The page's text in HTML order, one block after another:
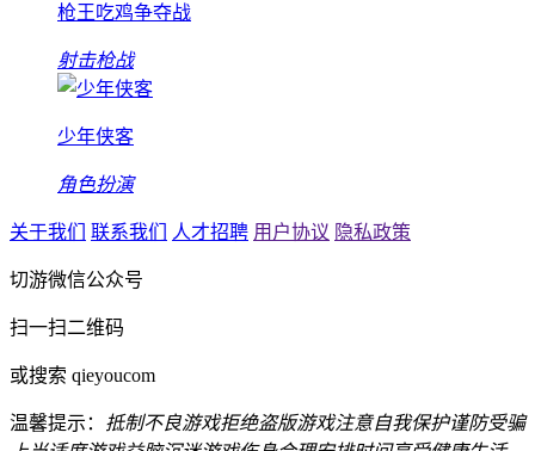
枪王吃鸡争夺战
射击枪战
少年侠客
角色扮演
关于我们 联系我们 人才招聘 用户协议 隐私政策
切游微信公众号
扫一扫二维码
或搜索 qieyoucom
温馨提示： 抵制不良游戏拒绝盗版游戏注意自我保护谨防受骗